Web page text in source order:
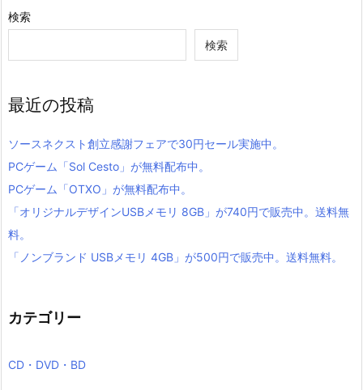
検索
検索
最近の投稿
ソースネクスト創立感謝フェアで30円セール実施中。
PCゲーム「Sol Cesto」が無料配布中。
PCゲーム「OTXO」が無料配布中。
「オリジナルデザインUSBメモリ 8GB」が740円で販売中。送料無
料。
「ノンブランド USBメモリ 4GB」が500円で販売中。送料無料。
カテゴリー
CD・DVD・BD